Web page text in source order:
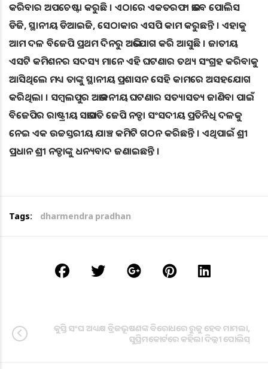
କରିବାର ଅପଚେଷ୍ଟା କରୁଛି । ଏଠାରେ ଏକତରଫା ଭାବେ ପୋଲିସ
ଡିଜି, ସ୍ଥାନୀୟ ଡିଆଇଜି, ସେଠାକାର ଏସପି କାମ କରୁଛନ୍ତି । ଏହାକୁ
ଆମ ଦଳ ବିଜେପି ପ୍ରଥମ ଦିନରୁ ଅଭିଯୋଗ କରି ଆସୁଛି । ଜାତୀୟ
ଏସଟି କମିଶନର ସଦସ୍ୟ ମାନେ ଏହି ଘଟଣାର ତଥ୍ୟ ସଂଗ୍ରହ କରିବାକୁ
ଆସିଥିଲେ ମଧ୍ୟ ତାଙ୍କୁ ସ୍ଥାନୀୟ ପ୍ରଶାସନ ସେହି କାମରେ ଅସହଯୋଗ
କରିଥିଲା । ସମ୍ବଲପୁର ଅଭାବନୀୟ ଘଟଣାର ସତ୍ୟାସତ୍ୟ ଜାଣିବା ପାଇଁ
ବିଜେପିର ରାଷ୍ଟ୍ରୀୟ ସଭାପତି ଜେପି ନଡ୍ଡା ସଂସଦୀୟ ପ୍ରତିନିଧି ଦଳକୁ
ନେଇ ଏକ ଉଚ୍ଚସ୍ତରୀୟ ଯାଞ୍ଚ କମିଟି ଗଠନ କରିଛନ୍ତି । ଏଥିପାଇଁ ଶ୍ରୀ
ପ୍ରଧାନ ଶ୍ରୀ ନଡ୍ଡାଙ୍କୁ ଧନ୍ୟବାଦ ଜଣାଇଛନ୍ତି ।
Tags: dharmendra pradhan
କୁସ୍ତି ସଂଘ ଅଧ୍ୟକ୍ଷ ବ୍ରିଜଭୂଷଣଙ୍କ ବିରୋଧରେ ରୁଜୁ ହେବ ମାମଲା,
ସୁପ୍ରିମକୋର୍ଟରେ କହିଲା ଦିଲ୍ଲୀ ପୋଲିସ୍‌